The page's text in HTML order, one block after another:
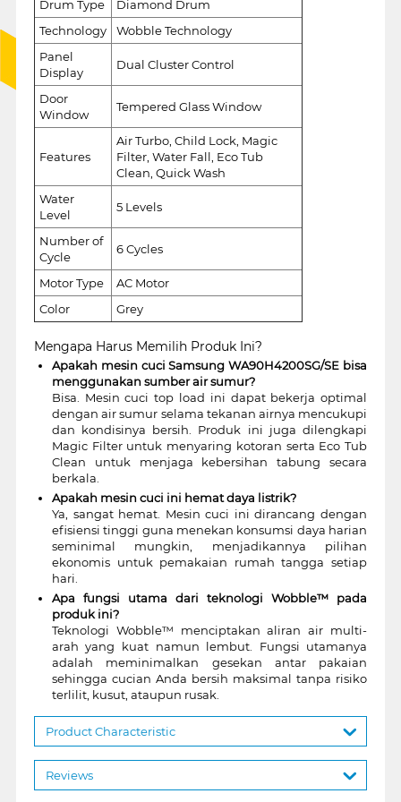
Drum Type
Diamond Drum
Technology
Wobble Technology
Panel
Display
Dual Cluster Control
Door
Window
Tempered Glass Window
Features
Air Turbo, Child Lock, Magic
Filter, Water Fall, Eco Tub
Clean, Quick Wash
Water
Level
5 Levels
Number of
Cycle
6 Cycles
Motor Type
AC Motor
Color
Grey
Mengapa Harus Memilih Produk Ini?
Apakah mesin cuci Samsung WA90H4200SG/SE bisa
menggunakan sumber air sumur?
Bisa. Mesin cuci top load ini dapat bekerja optimal
dengan air sumur selama tekanan airnya mencukupi
dan kondisinya bersih. Produk ini juga dilengkapi
Magic Filter untuk menyaring kotoran serta Eco Tub
Clean untuk menjaga kebersihan tabung secara
berkala.
Apakah mesin cuci ini hemat daya listrik?
Ya, sangat hemat. Mesin cuci ini dirancang dengan
efisiensi tinggi guna menekan konsumsi daya harian
seminimal mungkin, menjadikannya pilihan
ekonomis untuk pemakaian rumah tangga setiap
hari.
Apa fungsi utama dari teknologi Wobble™ pada
produk ini?
Teknologi Wobble™ menciptakan aliran air multi-
arah yang kuat namun lembut. Fungsi utamanya
adalah meminimalkan gesekan antar pakaian
sehingga cucian Anda bersih maksimal tanpa risiko
terlilit, kusut, ataupun rusak.
Product Characteristic
Reviews